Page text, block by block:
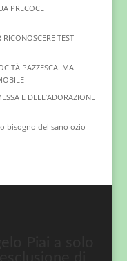
PRECOCE
TESTI
PAZZESCA. MA
E DELL’ADORAZIONE
bisogno del sano ozio